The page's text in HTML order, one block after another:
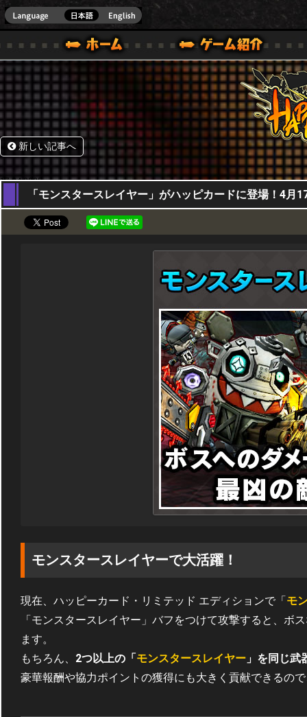
ONE VER.]
ガイド
ル｜HAPPY WARS(ハッピーウォーズ)公式サイト [ XBOX 360,XBOX ONE VER.]
サポート | HAPPY WARS(ハッピーウォーズ)公式サイ
新しい記事へ
17,04,2025
「モンスタースレイヤー」がハッピカードに登場！4月
モンスタースレイヤーで大活躍！
現在、ハッピーカード・リミテッド エディションで「 モ
「モンスタースレイヤー」バフをつけて攻撃すると、ボ
ます。
もちろん、 2つ以上の「 モンスタースレイヤー 」を同じ武
豪華報酬や協力ポイントの獲得にも大きく貢献できるの